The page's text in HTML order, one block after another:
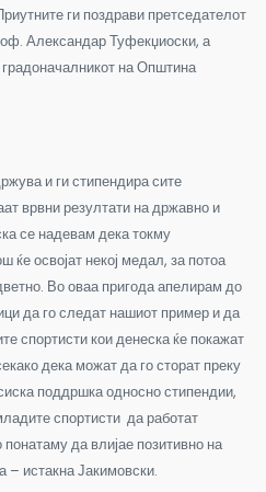
ги поздрави претседателот
Александар Туфекџиоски, а
на Општина
и ги стипендира сите
врвни резултати на државно и
се надевам дека токму
ќе освојат некој медал, за потоа
Во оваа пригода апелирам до
да го следат нашиот пример и да
спортисти кои денеска ќе покажат
дека можат да го сторат преку
поддршка односно стипендии,
спортисти да работат
да влијае позитивно на
– истакна Јакимовски.